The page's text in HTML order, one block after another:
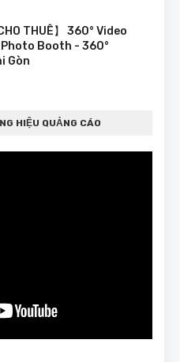
THUÊ】 360° Video
Booth - 360°
Gòn
HIỆU QUẢNG CÁO